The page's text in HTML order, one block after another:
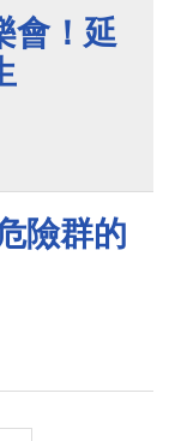
會！延
險群的